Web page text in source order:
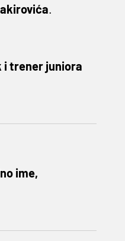
.
i trener juniora
ime,